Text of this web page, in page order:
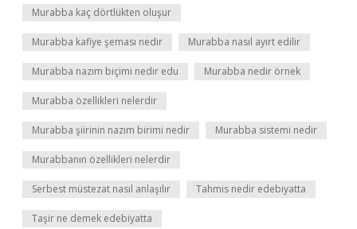
Murabba kaç dörtlükten oluşur
Murabba kafiye şeması nedir Murabba nasıl ayırt edilir
Murabba nazım biçimi nedir edu Murabba nedir örnek
Murabba özellikleri nelerdir
Murabba şiirinin nazım birimi nedir Murabba sistemi nedir
Murabbanın özellikleri nelerdir
Serbest müstezat nasıl anlaşılır Tahmis nedir edebiyatta
Taşir ne demek edebiyatta